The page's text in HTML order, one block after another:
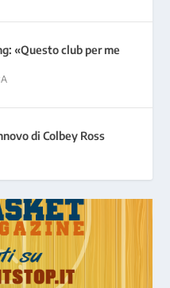
«Questo club per me
di Colbey Ross